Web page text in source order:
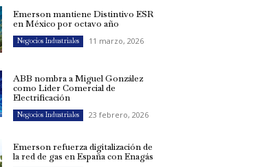
Emerson mantiene Distintivo ESR
en México por octavo año
Negocios Industriales 11 marzo, 2026
ABB nombra a Miguel González
como Líder Comercial de
Electrificación
Negocios Industriales 23 febrero, 2026
Emerson refuerza digitalización de
la red de gas en España con Enagás